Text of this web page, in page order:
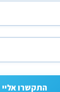
התקשרו אליי